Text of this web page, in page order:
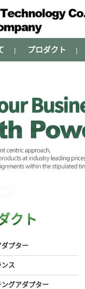
| プロダクト |
クト
ダプター
ス
ングアダプター